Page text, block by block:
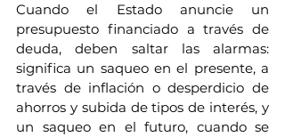
Cuando el Estado anuncie un
presupuesto financiado a través de
deuda, deben saltar las alarmas:
significa un saqueo en el presente, a
través de inflación o desperdicio de
ahorros y subida de tipos de interés, y
un saqueo en el futuro, cuando se